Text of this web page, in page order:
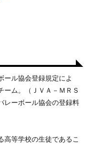
ル協会登録規定によ
ム。（ＪＶＡ－ＭＲＳ
レーボール協会の登録料
等学校の生徒であるこ